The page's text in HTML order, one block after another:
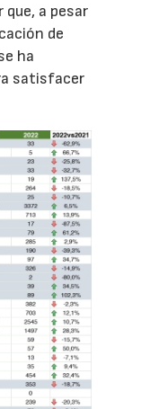
a pesar
de
ha
satisfacer